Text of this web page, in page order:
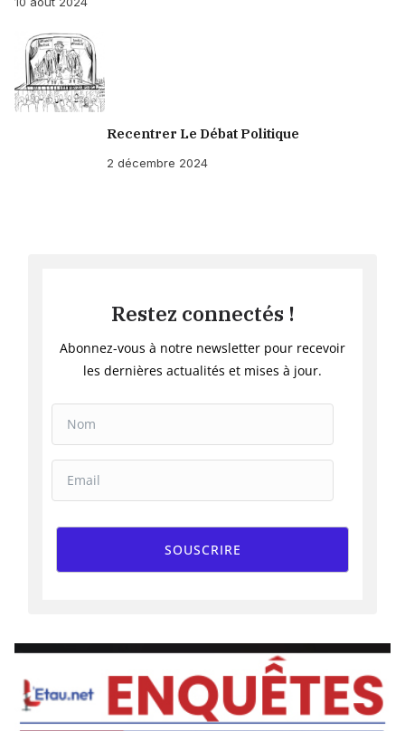
Recentrer Le Débat Politique
2 décembre 2024
Restez connectés !
Abonnez-vous à notre newsletter pour recevoir
les dernières actualités et mises à jour.
SOUSCRIRE